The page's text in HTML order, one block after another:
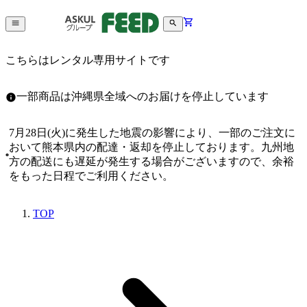
こちらはレンタル専用サイトです
一部商品は沖縄県全域へのお届けを停止しています
7月28日(火)に発生した地震の影響により、一部のご注文に
おいて熊本県内の配達・返却を停止しております。九州地
方の配送にも遅延が発生する場合がございますので、余裕
をもった日程でご利用ください。
TOP